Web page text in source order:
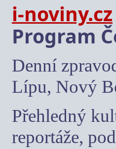
i-noviny.cz
Program
Denní
Lípu, Nový
Přehledný
reportáže,